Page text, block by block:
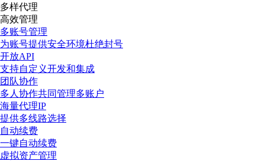
多样代理
高效管理
多账号管理
为账号提供安全环境杜绝封号
开放API
支持自定义开发和集成
团队协作
多人协作共同管理多账户
海量代理IP
提供多线路选择
自动续费
一键自动续费
虚拟资产管理